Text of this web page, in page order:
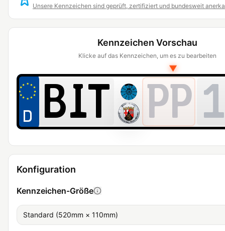
Unsere Kennzeichen sind geprüft, zertifiziert und bundesweit
Konfiguration
Kennzeichen-Größe
Standard (520mm × 110mm)
Kennzeichen Vorschau
Klicke auf das Kennzeichen, um es zu bearbeiten
▼
PP